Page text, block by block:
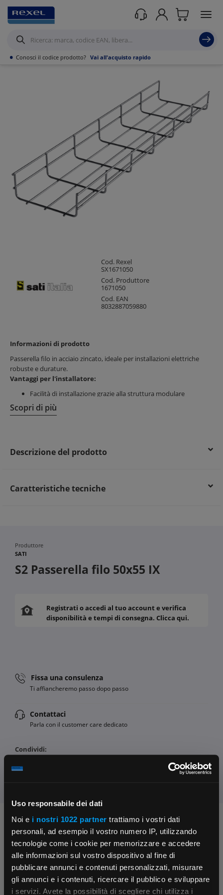
Uso responsabile dei dati
Noi e i nostri 1022 partner trattiamo i vostri dati
personali, ad esempio il vostro numero IP, utilizzando
tecnologie come i cookie per memorizzare e accedere
alle informazioni sul vostro dispositivo al fine di
pubblicare annunci e contenuti personalizzati, misurare
gli annunci e i contenuti, ricercare il pubblico e sviluppare
i servizi. Avete la possibilità di scegliere chi utilizza i
• Conosci il codice prodotto? Vai all'acquisto rapido
Prodotti /Canalizzazioni Canaline Passacavi Industriali in Metallo/Canale in
Filo Metallico ed accessori
Cod. Rexel
SX1671050
Cod. Produttore
1671050
Cod. EAN
8032887059880
Informazioni di prodotto
Passerella filo in acciaio zincato, ideale per installazioni elettriche
robuste e durature.
Vantaggi per l'installatore:
Facilità di installazione grazie alla struttura modulare
Risparmio di tempo con fissaggi rapidi e sicuri
Gestione ordinata dei cavi per manutenzione agevolata
Distribuzione uniforme del carico per maggiore sicurezza
Scopri di più
Descrizione del prodotto
Caratteristiche tecniche
Produttore
SATI
S2 Passerella filo 50x55 IX
Registrati o accedi al tuo account e verifica
disponibilità e tempi di consegna. Clicca qui.
Fissa una consulenza
Ti affiancheremo passo dopo passo
Contattaci
Parla con il customer care dedicato
Condividi:
Chiedi ai nostri tecnici